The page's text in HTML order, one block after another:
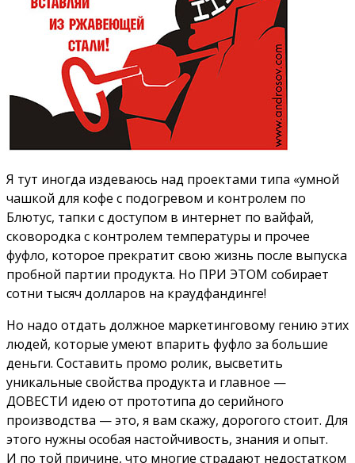
Я тут иногда издеваюсь над проектами типа «умной
чашкой для кофе с подогревом и контролем по
Блютус, тапки с доступом в интернет по вайфай,
сковородка с контролем температуры и прочее
фуфло, которое прекратит свою жизнь после выпуска
пробной партии продукта. Но ПРИ ЭТОМ собирает
сотни тысяч долларов на краудфандинге!
Но надо отдать должное маркетинговому гению этих
людей, которые умеют впарить фуфло за большие
деньги. Составить промо ролик, высветить
уникальные свойства продукта и главное —
ДОВЕСТИ идею от прототипа до серийного
производства — это, я вам скажу, дорогого стоит. Для
этого нужны особая настойчивость, знания и опыт.
И по той причине, что многие страдают недостатком